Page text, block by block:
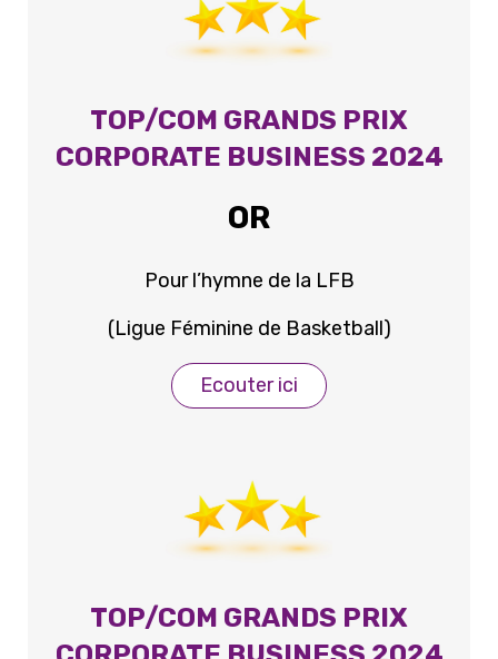
TOP/COM GRANDS PRIX
CORPORATE BUSINESS 2024
OR
Pour l’hymne de la LFB
(Ligue Féminine de Basketball)
Ecouter ici
TOP/COM GRANDS PRIX